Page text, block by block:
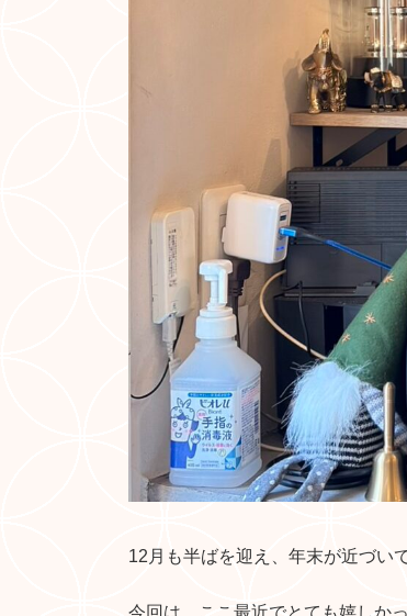
12月も半ばを迎え、年末が近づい
今回は、ここ最近でとても嬉しか